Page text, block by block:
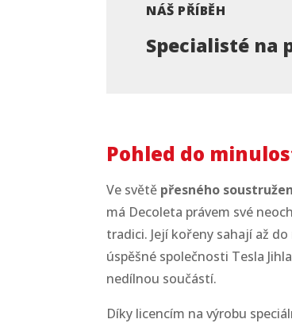
NÁŠ PŘÍBĚH
Specialisté na
Pohled do
Ve světě přesného
má Decoleta právem své
tradici. Její kořeny sahají až
úspěšné společnosti Tesla
nedílnou součástí.
Díky licencím na výrobu